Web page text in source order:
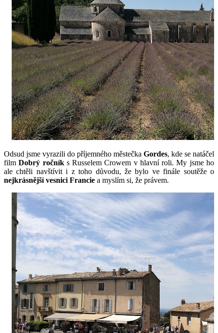
Odsud jsme vyrazili do příjemného městečka Gordes, kde se natáčel
film Dobrý ročník s Russelem Crowem v hlavní roli. My jsme ho
nejkrásnější vesnici Francie a myslím si, že právem.